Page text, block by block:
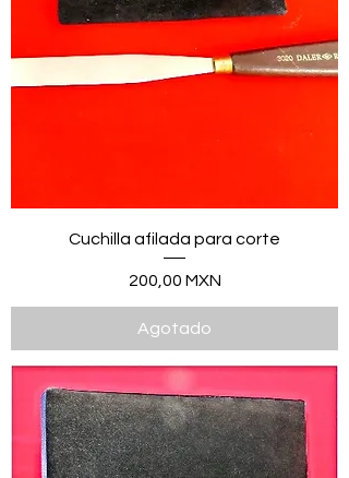
Cuchilla afilada para corte
Precio
200,00 MXN
Agotado